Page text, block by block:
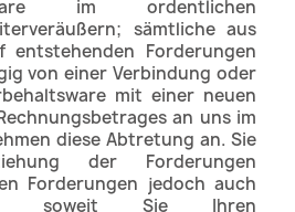
im ordentlichen
sämtliche aus
entstehenden Forderungen
von einer Verbindung oder
mit einer neuen
an uns im
diese Abtretung an. Sie
der Forderungen
Forderungen jedoch auch
soweit Sie Ihren